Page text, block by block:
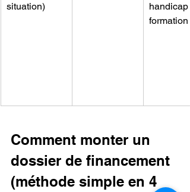
situation)
handicap
formation
Comment monter un
dossier de financement
(méthode simple en 4